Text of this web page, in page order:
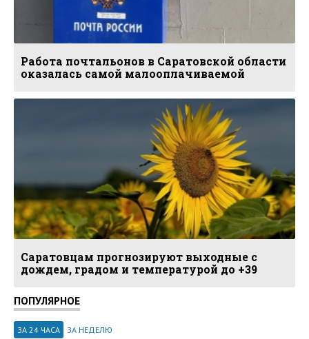
Работа почтальонов в Саратовской области
оказалась самой малооплачиваемой
Саратовцам прогнозируют выходные с
дождем, градом и температурой до +39
ПОПУЛЯРНОЕ
ЗА 24 ЧАСА ЗА НЕДЕЛЮ